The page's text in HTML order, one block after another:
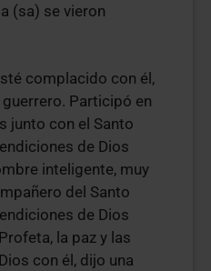
(sa) se vieron
complacido con él,
Participó en
junto con el Santo
de Dios
inteligente, muy
del Santo
de Dios
la paz y las
con él, dijo una